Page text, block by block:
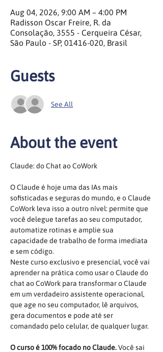
Aug 04, 2026, 9:00 AM – 4:00 PM
Radisson Oscar Freire, R. da
Consolação, 3555 - Cerqueira César,
São Paulo - SP, 01416-020, Brasil
Guests
See All
About the event
Claude: do Chat ao CoWork
O Claude é hoje uma das IAs mais
sofisticadas e seguras do mundo, e o Claude
CoWork leva isso a outro nível: permite que
você delegue tarefas ao seu computador,
automatize rotinas e amplie sua
capacidade de trabalho de forma imediata
e sem código.
Neste curso exclusivo e presencial, você vai
aprender na prática como usar o Claude do
chat ao CoWork para transformar o Claude
em um verdadeiro assistente operacional,
que age no seu computador, lê arquivos,
gera documentos e pode até ser
comandado pelo celular, de qualquer lugar.
O curso é 100% focado no Claude. Você sai